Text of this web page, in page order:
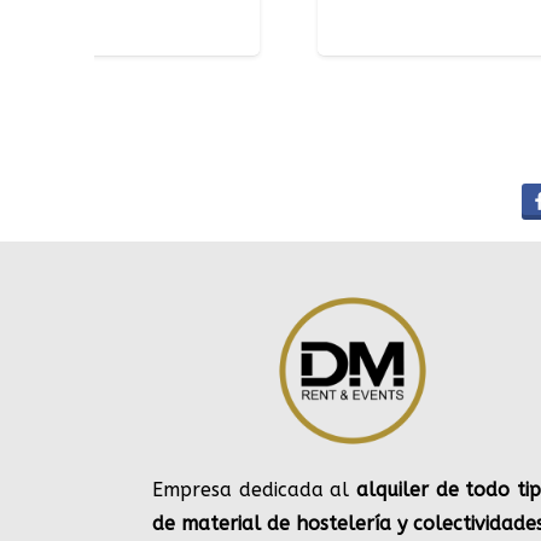
Empresa dedicada al alquiler de todo
de material de hostelería y